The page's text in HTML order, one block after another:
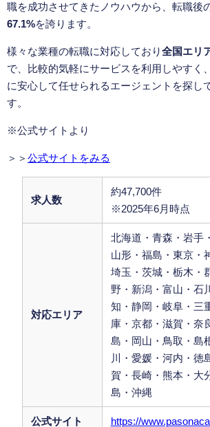
職を成功させてきたノウハウから、転職後
67.1%を誇ります。
様々な業種の転職に対応しており 全国エリ
で、比較的気軽にサービスを利用しやすく
に安心して任せられるエージェントを探し
す。
※公式サイトより
＞＞ 公式サイトをみる
求人数
約47,700件
※2025年6月時点
対応エリア
北海道・青森・岩手
山形・福島・東京・
埼玉・茨城・栃木・
野・新潟・富山・石
知・静岡・岐阜・三
庫・京都・滋賀・奈
島・岡山・鳥取・島
川・愛媛・河内・徳
賀・長崎・熊本・大
島・沖縄
公式サイト https://